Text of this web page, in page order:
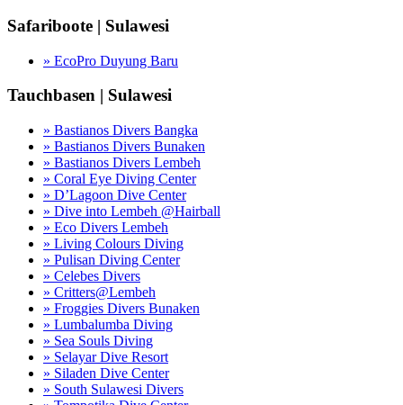
Safariboote | Sulawesi
» EcoPro Duyung Baru
Tauchbasen | Sulawesi
» Bastianos Divers Bangka
» Bastianos Divers Bunaken
» Bastianos Divers Lembeh
» Coral Eye Diving Center
» D’Lagoon Dive Center
» Dive into Lembeh @Hairball
» Eco Divers Lembeh
» Living Colours Diving
» Pulisan Diving Center
» Celebes Divers
» Critters@Lembeh
» Froggies Divers Bunaken
» Lumbalumba Diving
» Sea Souls Diving
» Selayar Dive Resort
» Siladen Dive Center
» South Sulawesi Divers